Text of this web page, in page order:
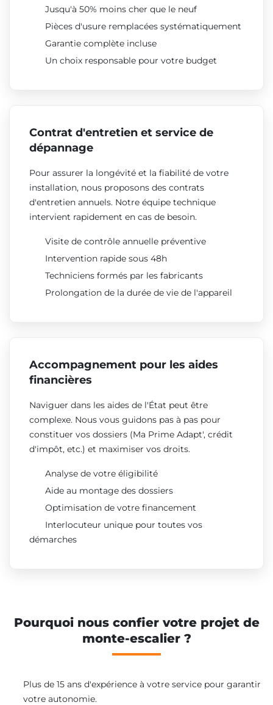
Jusqu'à 50% moins cher que le neuf
Pièces d'usure remplacées systématiquement
Garantie complète incluse
Un choix responsable pour votre budget
Contrat d'entretien et service de
dépannage
Pour assurer la longévité et la fiabilité de votre
installation, nous proposons des contrats
d'entretien annuels. Notre équipe technique
intervient rapidement en cas de besoin.
Visite de contrôle annuelle préventive
Intervention rapide sous 48h
Techniciens formés par les fabricants
Prolongation de la durée de vie de l'appareil
Accompagnement pour les aides
financières
Naviguer dans les aides de l'État peut être
complexe. Nous vous guidons pas à pas pour
constituer vos dossiers (Ma Prime Adapt', crédit
d'impôt, etc.) et maximiser vos droits.
Analyse de votre éligibilité
Aide au montage des dossiers
Optimisation de votre financement
Interlocuteur unique pour toutes vos
démarches
Pourquoi nous confier votre projet de
monte-escalier ?
Plus de 15 ans d'expérience à votre service pour garantir
votre autonomie.